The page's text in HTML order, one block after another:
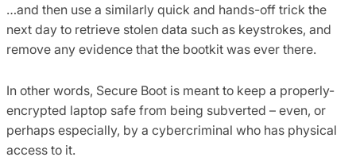
…and then use a similarly quick and hands-off trick the
next day to retrieve stolen data such as keystrokes, and
remove any evidence that the bootkit was ever there.
In other words, Secure Boot is meant to keep a properly-
encrypted laptop safe from being subverted – even, or
perhaps especially, by a cybercriminal who has physical
access to it.